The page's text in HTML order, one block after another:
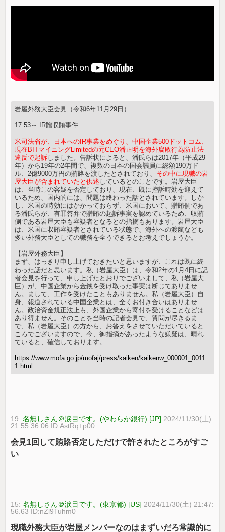
岩屋外務大臣会見（令和6年11月29日）
17:53～ IR贈収賄事件
米司法省が、日本へのIR事業をめぐり、中国企業500ドットコム、
現在BITマイニングLimitedの元CEO潘正明を海外腐敗行為防止法
違反で起訴 しました。告訴状によると、潘氏らは2017年（平成29
年）から19年の2年間で、複数の日本の国会議員に総額190万ド
ル、2億9000万円の賄賂を渡したとされており、 その中に現職の岩
屋大臣が含まれていたと供述 しているとのことです。岩屋大臣
は、当時この容疑を否定しており、現在、既に控訴時効を迎えて
いるため、国内的には、問題は終わった話とされています。しか
し、米国の時効にはかかっておらず、米国において、贈賄側であ
る潘氏らが、有罪答弁で贈賄の起訴事実を認めているため、収賄
側である岩屋大臣も容疑者となるとの指摘もあります。岩屋大臣
は、米国に収賄容疑者とされている状態で、海外への渡航なども
多い外務大臣としての職務を全うできるとお考えでしょうか。
【岩屋外務大臣】
まず、はっきり申し上げておきたいと思いますが、これは既に終
わった話だと思います。私（岩屋大臣）は、令和2年の1月4日に記
者会見を行って、申し上げたとおりでございまして、私（岩屋大
臣）が、中国企業から金銭を受け取った事実は断じてありませ
ん。まして、工作を受けたこともありません。私（岩屋大臣）自
身、報道されている中国企業とは、全くお付き合いはありませ
ん。政治資金規正法上も、外国企業から寄付を受けることなどは
あり得ません。そのことを当時の記者会見で、質問が尽きるま
で、私（岩屋大臣）の方から、お答えをさせていただいていると
ころでございますので、今、御指摘があったような嫌疑は、晴れ
ていると、確信しております。
https://www.mofa.go.jp/mofaj/press/kaiken/kaikenw_000001_0011
1.html
19:名無しさん＠涙目です。(やわらか銀行) [JP] 2024/11/30(土)
21:55:36.06 ID:AstRq+p00
会見1回して賄賂否定しただけで許されたところがすご
い
15:名無しさん＠涙目です。(東京都) [US] 2024/11/30(土) 21:47:
56.63 ID:nZl9Tuhm0
現職外務大臣が岩屋メンバーなのはまずいだろ常識的に